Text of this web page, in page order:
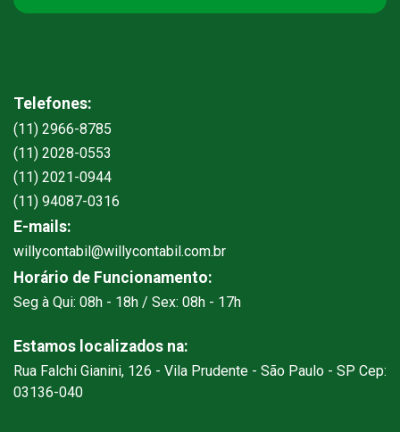
Telefones:
(11) 2966-8785
(11) 2028-0553
(11) 2021-0944
(11) 94087-0316
E-mails:
willycontabil@willycontabil.com.br
Horário de Funcionamento:
Seg à Qui: 08h - 18h / Sex: 08h - 17h
Estamos localizados na:
Rua Falchi Gianini, 126 - Vila Prudente - São Paulo - SP Cep:
03136-040